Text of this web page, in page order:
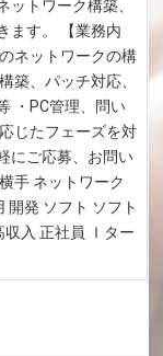
ットワーク構築、
ます。 【業務内
ネットワークの構
築、パッチ対応、
・PC管理、問い
じたフェーズを対
にご応募、お問い
手 ネットワーク
開発 ソフト ソフト
入 正社員 Ｉター